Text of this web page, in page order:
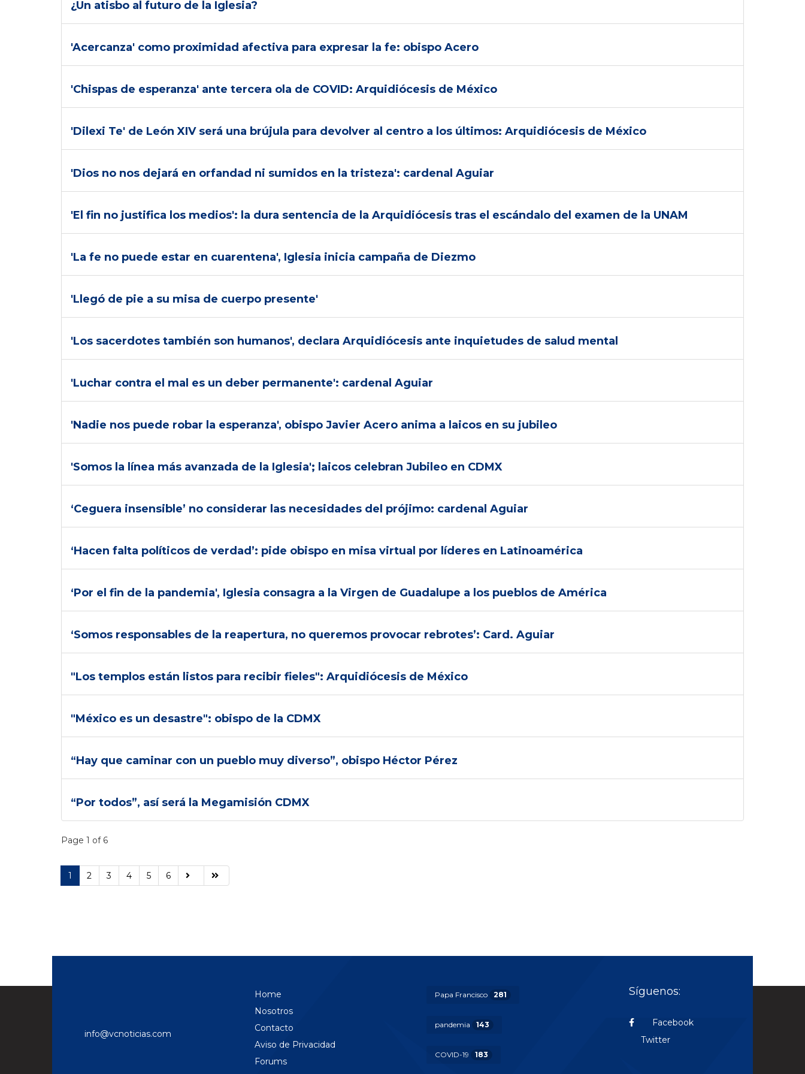
¿Un atisbo al futuro de la Iglesia?
'Acercanza' como proximidad afectiva para expresar la fe: obispo Acero
'Chispas de esperanza' ante tercera ola de COVID: Arquidiócesis de México
'Dilexi Te' de León XIV será una brújula para devolver al centro a los últimos: Arquidiócesis de México
'Dios no nos dejará en orfandad ni sumidos en la tristeza': cardenal Aguiar
'El fin no justifica los medios': la dura sentencia de la Arquidiócesis tras el escándalo del examen de la UNAM
'La fe no puede estar en cuarentena', Iglesia inicia campaña de Diezmo
'Llegó de pie a su misa de cuerpo presente'
'Los sacerdotes también son humanos', declara Arquidiócesis ante inquietudes de salud mental
'Luchar contra el mal es un deber permanente': cardenal Aguiar
'Nadie nos puede robar la esperanza', obispo Javier Acero anima a laicos en su jubileo
'Somos la línea más avanzada de la Iglesia'; laicos celebran Jubileo en CDMX
‘Ceguera insensible’ no considerar las necesidades del prójimo: cardenal Aguiar
‘Hacen falta políticos de verdad’: pide obispo en misa virtual por líderes en Latinoamérica
‘Por el fin de la pandemia', Iglesia consagra a la Virgen de Guadalupe a los pueblos de América
‘Somos responsables de la reapertura, no queremos provocar rebrotes’: Card. Aguiar
"Los templos están listos para recibir fieles": Arquidiócesis de México
"México es un desastre": obispo de la CDMX
“Hay que caminar con un pueblo muy diverso”, obispo Héctor Pérez
“Por todos”, así será la Megamisión CDMX
Page 1 of 6
1 2 3 4 5 6
info@vcnoticias.com
Home
Nosotros
Contacto
Aviso de Privacidad
Forums
Papa Francisco 281
pandemia 143
COVID-19 183
Síguenos:
Facebook
Twitter